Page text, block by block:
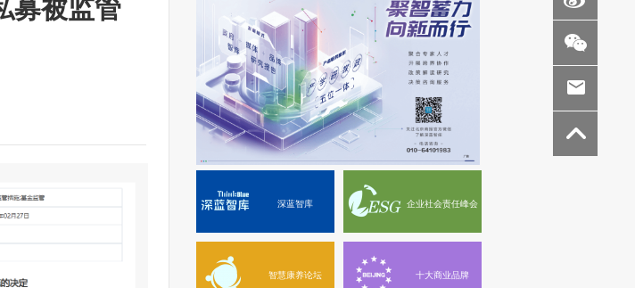
募被监管
深蓝智库 企业社会责任峰会
智慧康养论坛 十大商业品牌